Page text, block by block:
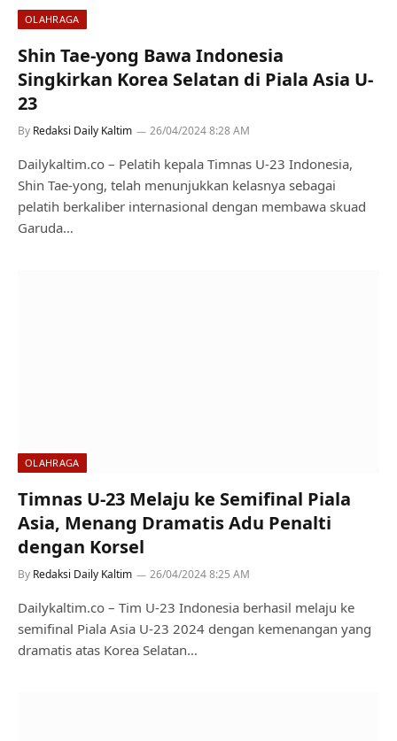
OLAHRAGA
Shin Tae-yong Bawa Indonesia
Singkirkan Korea Selatan di Piala Asia U-
23
By Redaksi Daily Kaltim 26/04/2024 8:28 AM
Dailykaltim.co – Pelatih kepala Timnas U-23 Indonesia,
Shin Tae-yong, telah menunjukkan kelasnya sebagai
pelatih berkaliber internasional dengan membawa skuad
Garuda…
OLAHRAGA
Timnas U-23 Melaju ke Semifinal Piala
Asia, Menang Dramatis Adu Penalti
dengan Korsel
By Redaksi Daily Kaltim 26/04/2024 8:25 AM
Dailykaltim.co – Tim U-23 Indonesia berhasil melaju ke
semifinal Piala Asia U-23 2024 dengan kemenangan yang
dramatis atas Korea Selatan…